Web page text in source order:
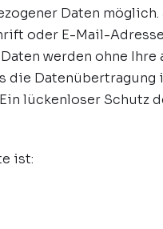
Daten
oder E-Mail-
werden ohne Ihre
Datenübertragung
lückenloser Schutz
ist: